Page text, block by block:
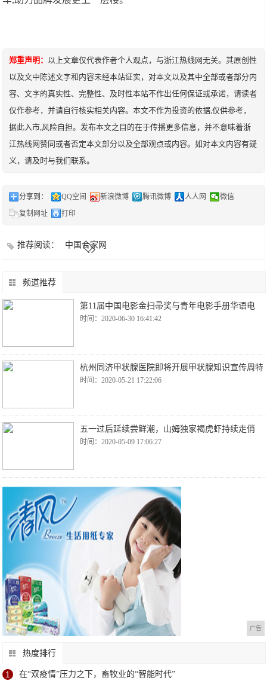
郑重声明： 以上文章仅代表作者个人观点，与浙江热线网无关。其原创性
以及文中陈述文字和内容未经本站证实，对本文以及其中全部或者部分内
容、文字的真实性、完整性、及时性本站不作出任何保证或承诺，请读者
仅作参考，并请自行核实相关内容。本文不作为投资的依据,仅供参考，
据此入市,风险自担。发布本文之目的在于传播更多信息，并不意味着浙
江热线网赞同或者否定本文部分以及全部观点或内容。如对本文内容有疑
义，请及时与我们联系。
分享到： QQ空间 新浪微博 腾讯微博 人人网
微信
复制网址
打印
推荐阅读： 中国合家网
频道推荐
第11届中国电影金扫帚奖与青年电影手册华语电
时间：2020-06-30 16:41:42
杭州同济甲状腺医院即将开展甲状腺知识宣传周特
时间：2020-05-21 17:22:06
五一过后延续尝鲜潮，山姆独家褐虎虾持续走俏
时间：2020-05-09 17:06:27
广告
热度排行
1 在“双疫情”压力之下，畜牧业的“智能时代”